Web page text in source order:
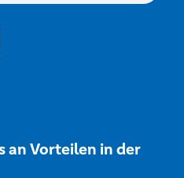
an Vorteilen in der